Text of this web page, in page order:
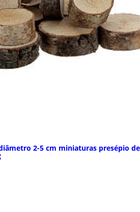
2-5 cm miniaturas presépio de